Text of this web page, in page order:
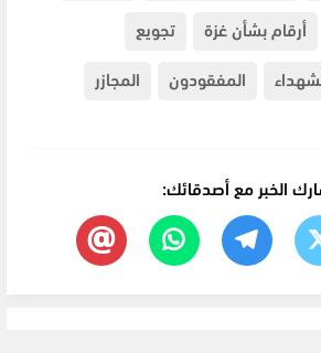
أرقام بشأن غزة
تجويع
المفقودون المجازر
الخبر مع أصدقائك: